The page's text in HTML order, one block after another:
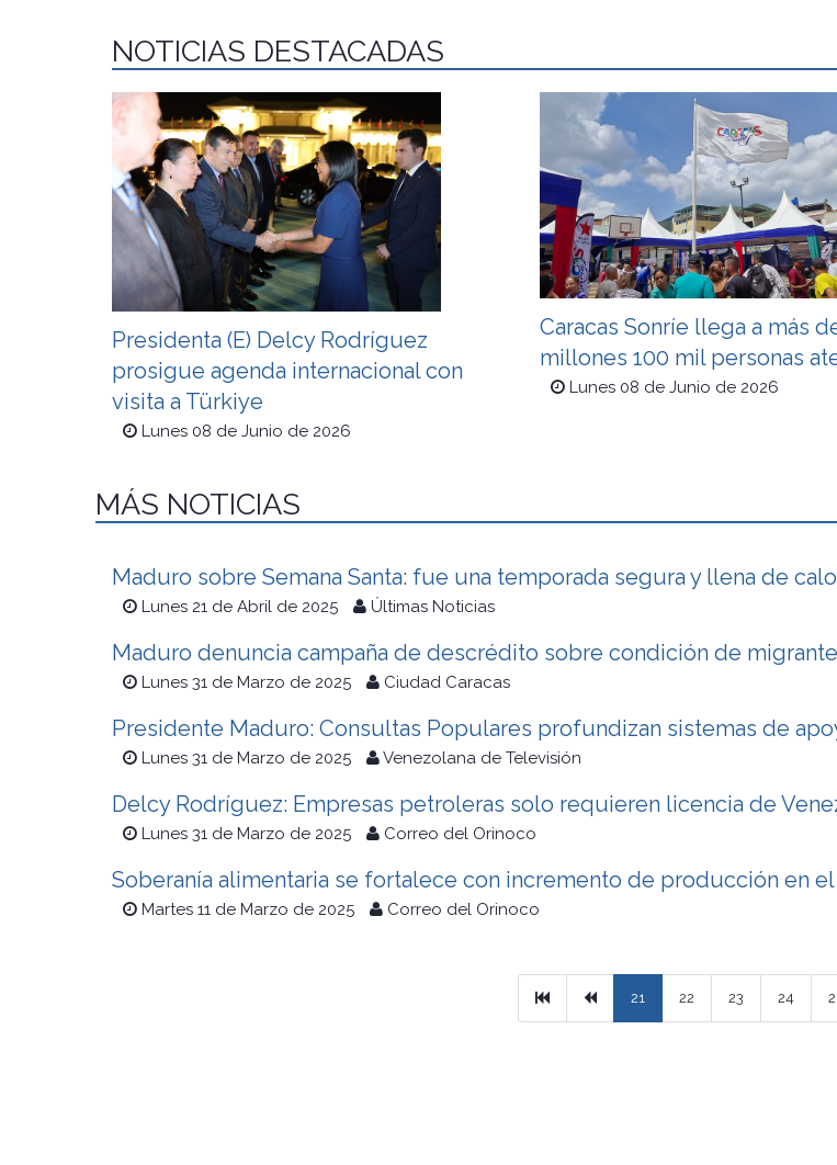
NOTICIAS DESTACADAS
Presidenta (E) Delcy Rodríguez
prosigue agenda internacional con
visita a Türkiye
Lunes 08 de Junio de 2026
Caracas Sonríe llega a más
millones 100 mil personas
Lunes 08 de Junio de 2026
MÁS NOTICIAS
Maduro sobre Semana Santa: fue una temporada segura y llena de
Lunes 21 de Abril de 2025 Últimas Noticias
Maduro denuncia campaña de descrédito sobre condición de
Lunes 31 de Marzo de 2025 Ciudad Caracas
Presidente Maduro: Consultas Populares profundizan sistemas de
Lunes 31 de Marzo de 2025 Venezolana de Televisión
Delcy Rodríguez: Empresas petroleras solo requieren licencia de
Lunes 31 de Marzo de 2025 Correo del Orinoco
Soberanía alimentaria se fortalece con incremento de producción en el
Martes 11 de Marzo de 2025 Correo del Orinoco
PrimeraPrevious
21 22 23 24